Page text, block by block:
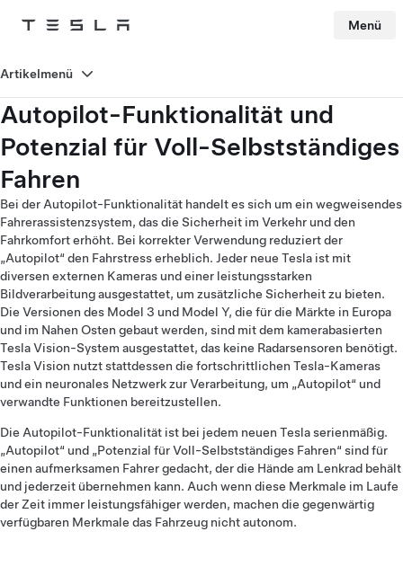
Tesla Menü
Autopilot-Funktionalität und
Potenzial für Voll-Selbstständiges
Fahren
Bei der Autopilot-Funktionalität handelt es sich um ein wegweisendes
Fahrerassistenzsystem, das die Sicherheit im Verkehr und den
Fahrkomfort erhöht. Bei korrekter Verwendung reduziert der
„Autopilot“ den Fahrstress erheblich. Jeder neue Tesla ist mit
diversen externen Kameras und einer leistungsstarken
Bildverarbeitung ausgestattet, um zusätzliche Sicherheit zu bieten.
Die Versionen des Model 3 und Model Y, die für die Märkte in Europa
und im Nahen Osten gebaut werden, sind mit dem kamerabasierten
Tesla Vision-System ausgestattet, das keine Radarsensoren benötigt.
Tesla Vision nutzt stattdessen die fortschrittlichen Tesla-Kameras
und ein neuronales Netzwerk zur Verarbeitung, um „Autopilot“ und
verwandte Funktionen bereitzustellen.
Die Autopilot-Funktionalität ist bei jedem neuen Tesla serienmäßig.
„Autopilot“ und „Potenzial für Voll-Selbstständiges Fahren“ sind für
einen aufmerksamen Fahrer gedacht, der die Hände am Lenkrad behält
und jederzeit übernehmen kann. Auch wenn diese Merkmale im Laufe
der Zeit immer leistungsfähiger werden, machen die gegenwärtig
verfügbaren Merkmale das Fahrzeug nicht autonom.
Artikelmenü